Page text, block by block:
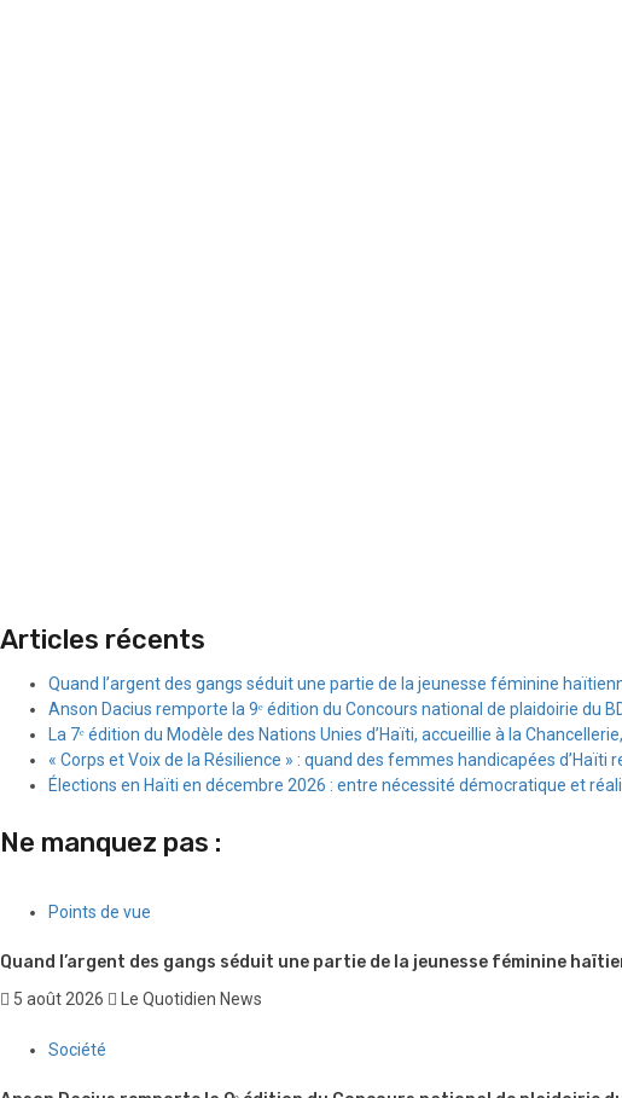
Articles récents
Quand l’argent des gangs séduit une partie de la jeunesse féminine
Anson Dacius remporte la 9ᵉ édition du Concours national de plaidoirie du
La 7ᵉ édition du Modèle des Nations Unies d’Haïti, accueillie à la
« Corps et Voix de la Résilience » : quand des femmes handicapées d’Haïti
Élections en Haïti en décembre 2026 : entre nécessité démocratique et
Ne manquez pas :
Points de vue
Quand l’argent des gangs séduit une partie de la jeunesse féminine
5 août 2026 Le Quotidien News
Société